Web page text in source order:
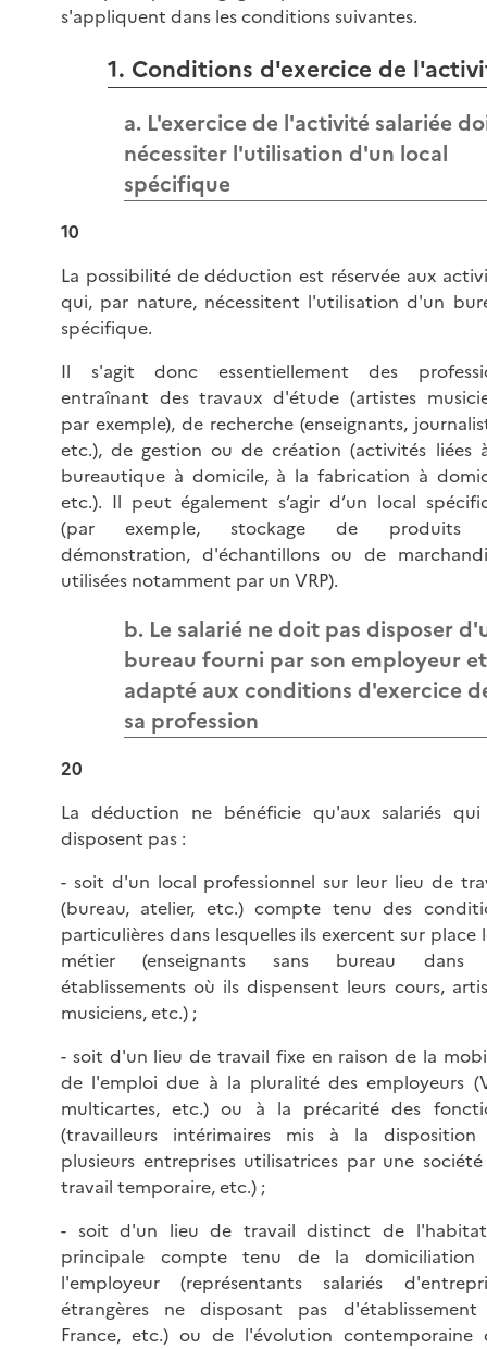
s'appliquent dans les conditions suivantes.
1. Conditions d'exercice de
a. L'exercice de l'activité salariée
nécessiter l'utilisation d'un local
spécifique
10
La possibilité de déduction est réservée aux
qui, par nature, nécessitent l'utilisation d'un
spécifique.
Il s'agit donc essentiellement des
entraînant des travaux d'étude (artistes
par exemple), de recherche (enseignants,
etc.), de gestion ou de création (activités liées
bureautique à domicile, à la fabrication à
etc.). Il peut également s’agir d’un local
(par exemple, stockage de produits
démonstration, d'échantillons ou de
utilisées notamment par un VRP).
b. Le salarié ne doit pas disposer
bureau fourni par son employeur et
adapté aux conditions d'exercice
sa profession
20
La déduction ne bénéficie qu'aux salariés
disposent pas :
- soit d'un local professionnel sur leur lieu de
(bureau, atelier, etc.) compte tenu des
particulières dans lesquelles ils exercent sur place
métier (enseignants sans bureau dans
établissements où ils dispensent leurs cours,
musiciens, etc.) ;
- soit d'un lieu de travail fixe en raison de la
de l'emploi due à la pluralité des employeurs
multicartes, etc.) ou à la précarité des
(travailleurs intérimaires mis à la
plusieurs entreprises utilisatrices par une
travail temporaire, etc.) ;
- soit d'un lieu de travail distinct de
principale compte tenu de la domiciliation
l'employeur (représentants salariés
étrangères ne disposant pas
France, etc.) ou de l'évolution contemporaine